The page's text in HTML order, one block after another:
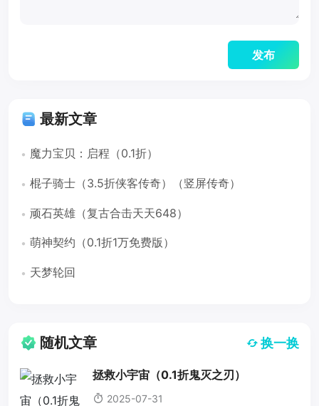
最新文章
魔力宝贝：启程（0.1折）
棍子骑士（3.5折侠客传奇）（竖屏传奇）
顽石英雄（复古合击天天648）
萌神契约（0.1折1万免费版）
天梦轮回
随机文章 换一换
拯救小宇宙（0.1折鬼灭之刃）
2025-07-31